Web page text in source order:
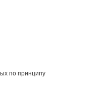
по принципу